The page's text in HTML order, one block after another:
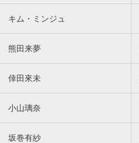
キム・ミンジュ
熊田来夢
倖田來未
小山璃奈
坂巻有紗